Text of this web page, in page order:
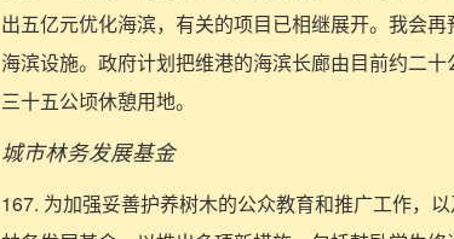
出五亿元优化海滨，有关的项目已相继展开。我会
海滨设施。政府计划把维港的海滨长廊由目前约二
三十五公顷休憩用地。
城市林务发展基金
167. 为加强妥善护养树木的公众教育和推广工作，